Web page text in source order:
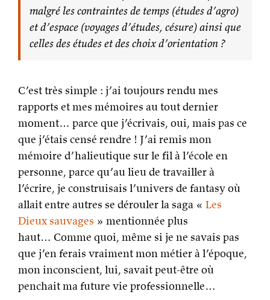
malgré les contraintes de temps (études d’agro)
et d’espace (voyages d’études, césure) ainsi que
celles des études et des choix d’orientation ?
C’est très simple : j’ai toujours rendu mes
rapports et mes mémoires au tout dernier
moment… parce que j’écrivais, oui, mais pas ce
que j’étais censé rendre ! J’ai remis mon
mémoire d’halieutique sur le fil à l’école en
personne, parce qu’au lieu de travailler à
l’écrire, je construisais l’univers de fantasy où
allait entre autres se dérouler la saga « Les
Dieux sauvages » mentionnée plus
haut… Comme quoi, même si je ne savais pas
que j’en ferais vraiment mon métier à l’époque,
mon inconscient, lui, savait peut-être où
penchait ma future vie professionnelle…